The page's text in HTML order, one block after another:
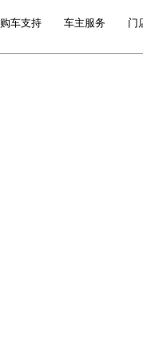
购车支持 车主服务 门